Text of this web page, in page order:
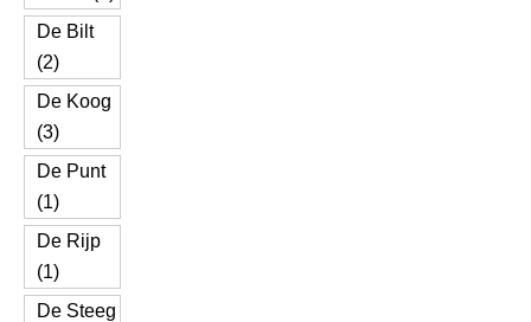
De Bilt
(2)
De Koog
(3)
De Punt
(1)
De Rijp
(1)
De Steeg